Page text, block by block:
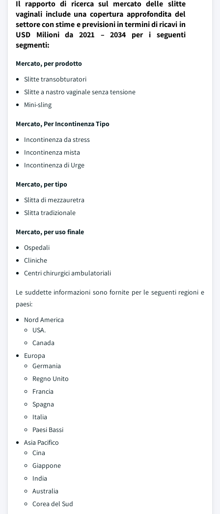
Il rapporto di ricerca sul mercato delle slitte
vaginali include una copertura approfondita del
settore con stime e previsioni in termini di ricavi in
USD Milioni da 2021 – 2034 per i seguenti
segmenti:
Mercato, per prodotto
Slitte transobturatori
Slitte a nastro vaginale senza tensione
Mini-sling
Mercato, Per Incontinenza Tipo
Incontinenza da stress
Incontinenza mista
Incontinenza di Urge
Mercato, per tipo
Slitta di mezzauretra
Slitta tradizionale
Mercato, per uso finale
Ospedali
Cliniche
Centri chirurgici ambulatoriali
Le suddette informazioni sono fornite per le seguenti regioni e
paesi:
Nord America
USA.
Canada
Europa
Germania
Regno Unito
Francia
Spagna
Italia
Paesi Bassi
Asia Pacifico
Cina
Giappone
India
Australia
Corea del Sud